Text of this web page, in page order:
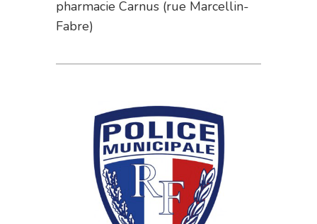
pharmacie Carnus (rue Marcellin-
Fabre)